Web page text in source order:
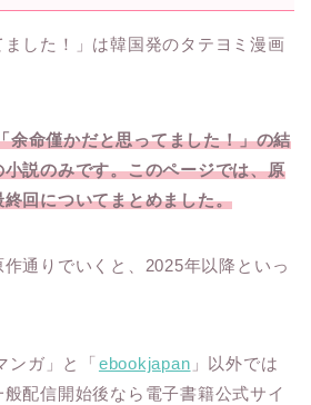
ました！」は韓国発のタテヨミ漫画
余命僅かだと思ってました！」の結
説のみです。このページでは、原
回についてまとめました。
通りでいくと、2025年以降といっ
ンガ」と「ebookjapan 」以外では
配信開始後なら電子書籍公式サイ